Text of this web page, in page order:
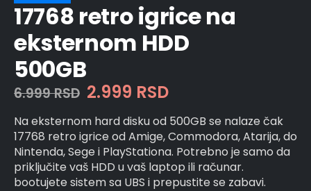
17768 retro igrice na
eksternom HDD
500GB
6.999RSD 2.999 RSD
Na eksternom hard disku od 500GB se nalaze čak
17768 retro igrice od Amige, Commodora, Atarija, do
Nintenda, Sege i PlayStationa. Potrebno je samo da
priključite vaš HDD u vaš laptop ili računar.
bootujete sistem sa UBS i prepustite se zabavi.